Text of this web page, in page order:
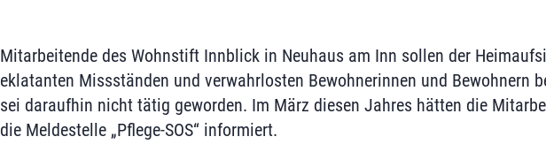
Mitarbeitende des Wohnstift Innblick in Neuhaus am Inn sollen der
eklatanten Missständen und verwahrlosten Bewohnerinnen und Bewohnern
sei daraufhin nicht tätig geworden. Im März diesen Jahres hätten die
die Meldestelle „Pflege-SOS“ informiert.